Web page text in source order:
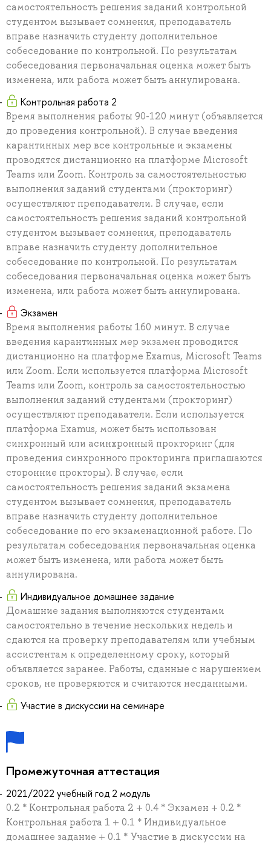
самостоятельность решения заданий контрольной
студентом вызывает сомнения, преподаватель
вправе назначить студенту дополнительное
собеседование по контрольной. По результатам
собеседования первоначальная оценка может быть
изменена, или работа может быть аннулирована.
Контрольная работа 2
Время выполнения работы 90-120 минут (объявляется
до проведения контрольной). В случае введения
карантинных мер все контрольные и экзамены
проводятся дистанционно на платформе Microsoft
Teams или Zoom. Контроль за самостоятельностью
выполнения заданий студентами (прокторинг)
осуществляют преподаватели. В случае, если
самостоятельность решения заданий контрольной
студентом вызывает сомнения, преподаватель
вправе назначить студенту дополнительное
собеседование по контрольной. По результатам
собеседования первоначальная оценка может быть
изменена, или работа может быть аннулирована.
Экзамен
Время выполнения работы 160 минут. В случае
введения карантинных мер экзамен проводится
дистанционно на платформе Examus, Microsoft Teams
или Zoom. Если используется платформа Microsoft
Teams или Zoom, контроль за самостоятельностью
выполнения заданий студентами (прокторинг)
осуществляют преподаватели. Если используется
платформа Examus, может быть использован
синхронный или асинхронный прокторинг (для
проведения синхронного прокторинга приглашаются
сторонние прокторы). В случае, если
самостоятельность решения заданий экзамена
студентом вызывает сомнения, преподаватель
вправе назначить студенту дополнительное
собеседование по его экзаменационной работе. По
результатам собеседования первоначальная оценка
может быть изменена, или работа может быть
аннулирована.
Индивидуальное домашнее задание
Домашние задания выполняются студентами
самостоятельно в течение нескольких недель и
сдаются на проверку преподавателям или учебным
ассистентам к определенному сроку, который
объявляется заранее. Работы, сданные с нарушением
сроков, не проверяются и считаются несданными.
Участие в дискуссии на семинаре
Промежуточная аттестация
2021/2022 учебный год 2 модуль
0.2 * Контрольная работа 2 + 0.4 * Экзамен + 0.2 *
Контрольная работа 1 + 0.1 * Индивидуальное
домашнее задание + 0.1 * Участие в дискуссии на